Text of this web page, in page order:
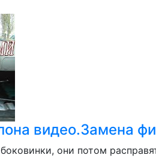
видео.Замена
они потом